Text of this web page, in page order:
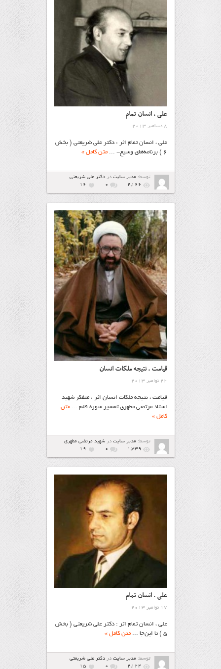
على ، انسان تمام
8 دسامبر 2013
على ، انسان تمام اثر : دکتر علی‌ شریعتی ( بخش
6 ) برنامه‌های وسیع- ...
متن کامل »
توسط: مدیر سایتدردکتر علی شریعتی
2,166
۰ 16
قيامت ، نتيجه ملكات انسان
22 نوامبر 2013
قيامت ، نتيجه ملكات انسان اثر : متفكر شهيد
استاد مرتضی مطهری تفسير سوره قلم ...متن
کامل »
توسط: مدیر سایتدرشهيد مرتضي مطهري
1,739
۰ 19
على ، انسان تمام
17 نوامبر 2013
على ، انسان تمام اثر : دکتر علی‌ شریعتی ( بخش
۵ ) تا این‌جا ...
متن کامل »
توسط: مدیر سایتدردکتر علی شریعتی
2,124
۰ 15